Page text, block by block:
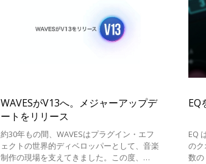
WAVESがV13へ。メジャーアップデ
ートをリリース
約30年もの間、WAVESはプラグイン・エフ
ェクトの世界的ディベロッパーとして、音楽
制作の現場を支えてきました。この度、
EQ
EQ
の
数の